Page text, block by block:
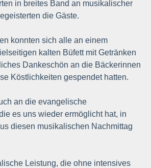
in breites Band an musikalischer
die Gäste.
konnten sich alle an einem
kalten Büfett mit Getränken
Dankeschön an die Bäckerinnen
Köstlichkeiten gespendet hatten.
an die evangelische
es uns wieder ermöglicht hat, in
diesen musikalischen Nachmittag
Leistung, die ohne intensives